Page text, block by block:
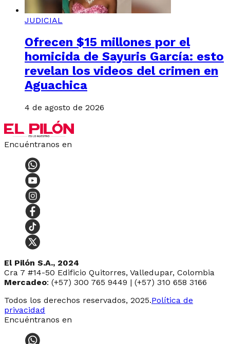
JUDICIAL
Ofrecen $15 millones por el
homicida de Sayuris García: esto
revelan los videos del crimen en
Aguachica
4 de agosto de 2026
Encuéntranos en
El Pilón S.A., 2024
Cra 7 #14-50 Edificio Quitorres, Valledupar, Colombia
Mercadeo: (+57) 300 765 9449 | (+57) 310 658 3166
Todos los derechos reservados, 2025.Política de
privacidad
Encuéntranos en